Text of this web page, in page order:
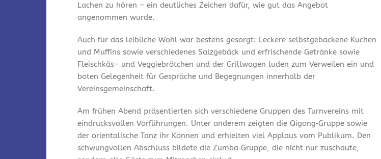
Lachen zu hören – ein deutliches Zeichen dafür, wie gut das Angebot
angenommen wurde.
Auch für das leibliche Wohl war bestens gesorgt: Leckere selbstgebackene Kuchen
und Muffins sowie verschiedenes Salzgebäck und erfrischende Getränke sowie
Fleischkäs- und Veggiebrötchen und der Grillwagen luden zum Verweilen ein und
boten Gelegenheit für Gespräche und Begegnungen innerhalb der
Vereinsgemeinschaft.
Am frühen Abend präsentierten sich verschiedene Gruppen des Turnvereins mit
eindrucksvollen Vorführungen. Unter anderem zeigten die Qigong‑Gruppe sowie
der orientalische Tanz ihr Können und erhielten viel Applaus vom Publikum. Den
schwungvollen Abschluss bildete die Zumba‑Gruppe, die nicht nur zuschaute,